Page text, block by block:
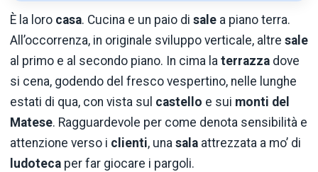
È la loro casa. Cucina e un paio di sale a piano terra.
All’occorrenza, in originale sviluppo verticale, altre sale
al primo e al secondo piano. In cima la terrazza dove
si cena, godendo del fresco vespertino, nelle lunghe
estati di qua, con vista sul castello e sui monti del
Matese. Ragguardevole per come denota sensibilità e
attenzione verso i clienti, una sala attrezzata a mo’ di
ludoteca per far giocare i pargoli.